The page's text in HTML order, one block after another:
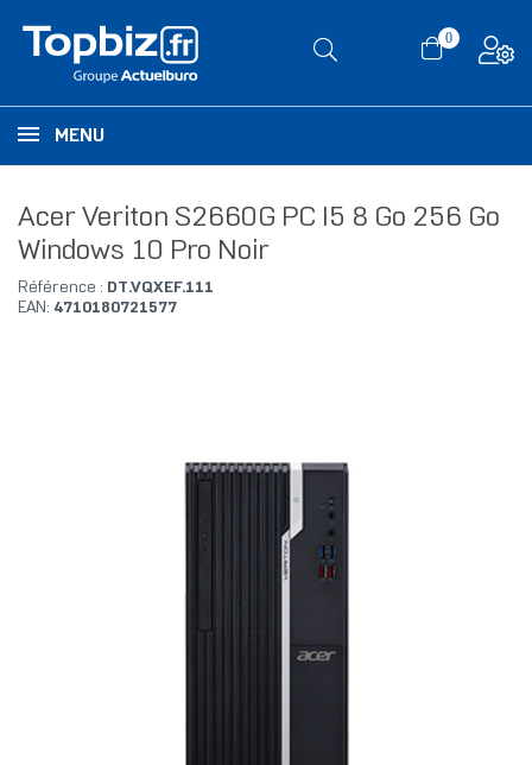
0
MENU
Acer Veriton S2660G PC I5 8 Go 256 Go
Windows 10 Pro Noir
Référence : DT.VQXEF.111
EAN: 4710180721577